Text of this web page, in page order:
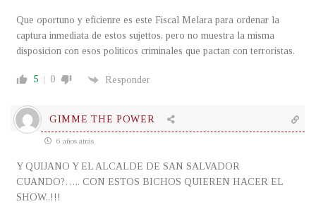
Que oportuno y eficienre es este Fiscal Melara para ordenar la
captura inmediata de estos sujettos, pero no muestra la misma
disposicion con esos politicos criminales que pactan con terroristas.
5 0 Responder
GIMME THE POWER
6 años atrás
Y QUIJANO Y EL ALCALDE DE SAN SALVADOR
CUANDO?….. CON ESTOS BICHOS QUIEREN HACER EL
SHOW..!!!